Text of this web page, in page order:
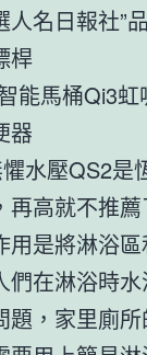
名日報社”
桿
能馬桶Qi3
器
水壓QS2是
再高就不推薦
用是將淋浴
們在淋浴時
題，家里廁